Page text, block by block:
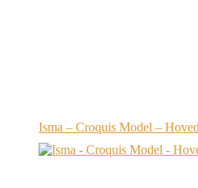
Isma – Croquis Model –